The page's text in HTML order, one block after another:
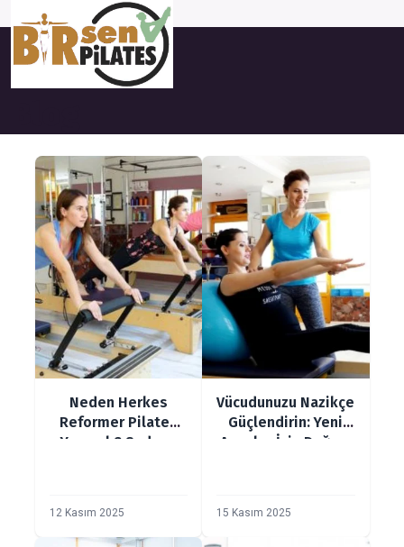
Ana Sayfa
Blog
Neden Herkes
Reformer Pilates
Yapmalı? Sadece
12 Kasım 2025
Vücudunuzu Nazikçe
Güçlendirin: Yeni
Anneler İçin Doğum
15 Kasım 2025